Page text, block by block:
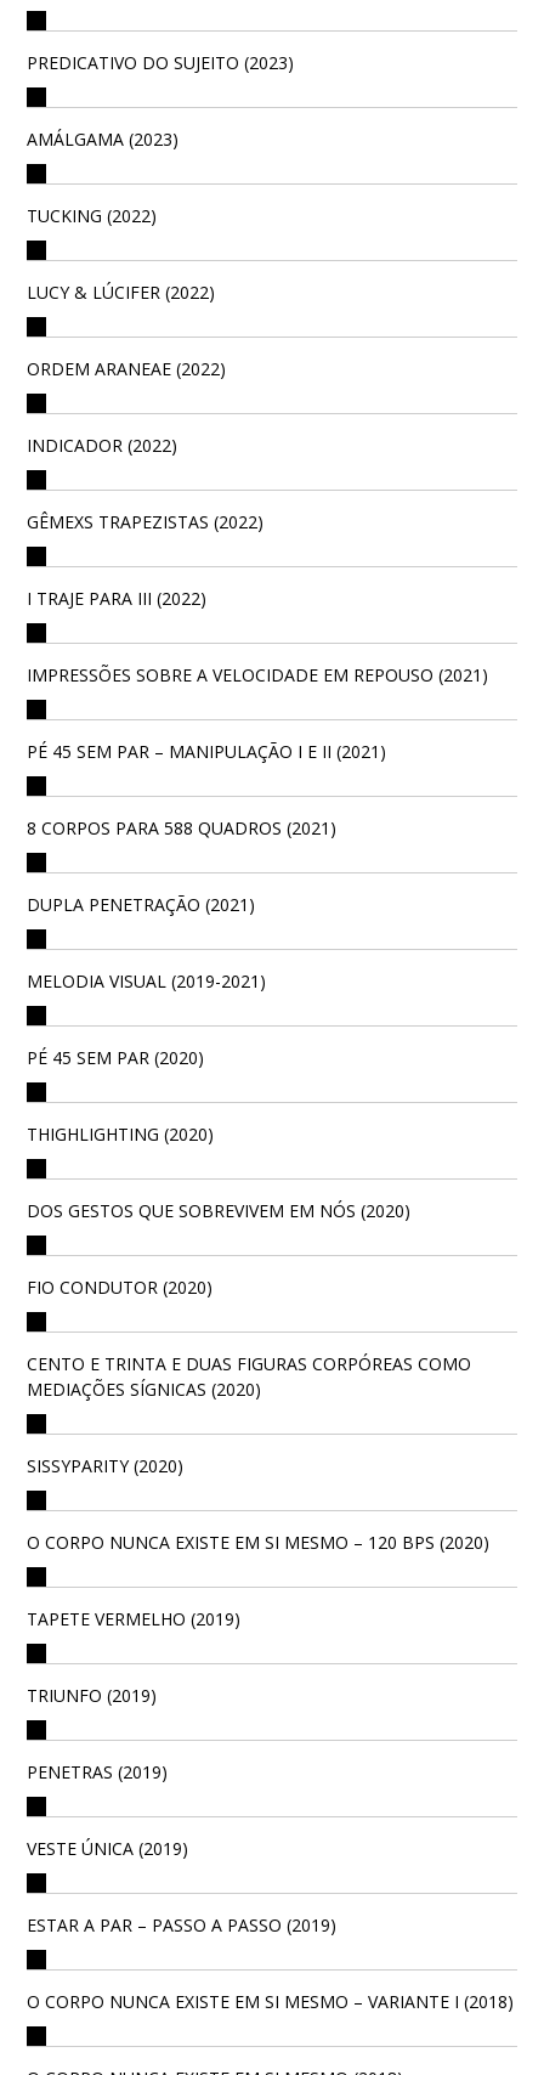
PREDICATIVO DO SUJEITO (2023)
AMÁLGAMA (2023)
TUCKING (2022)
LUCY & LÚCIFER (2022)
ORDEM ARANEAE (2022)
INDICADOR (2022)
GÊMEXS TRAPEZISTAS (2022)
I TRAJE PARA III (2022)
IMPRESSÕES SOBRE A VELOCIDADE EM REPOUSO (2021)
PÉ 45 SEM PAR – MANIPULAÇÃO I E II (2021)
8 CORPOS PARA 588 QUADROS (2021)
DUPLA PENETRAÇÃO (2021)
MELODIA VISUAL (2019-2021)
PÉ 45 SEM PAR (2020)
THIGHLIGHTING (2020)
DOS GESTOS QUE SOBREVIVEM EM NÓS (2020)
FIO CONDUTOR (2020)
CENTO E TRINTA E DUAS FIGURAS CORPÓREAS COMO
MEDIAÇÕES SÍGNICAS (2020)
SISSYPARITY (2020)
O CORPO NUNCA EXISTE EM SI MESMO – 120 BPS (2020)
TAPETE VERMELHO (2019)
TRIUNFO (2019)
PENETRAS (2019)
VESTE ÚNICA (2019)
ESTAR A PAR – PASSO A PASSO (2019)
O CORPO NUNCA EXISTE EM SI MESMO – VARIANTE I (2018)